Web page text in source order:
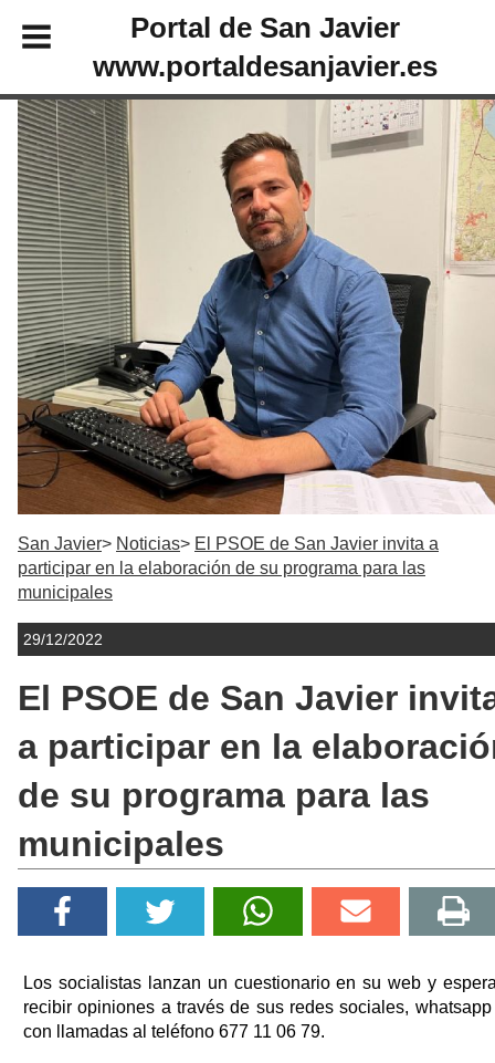
Portal de San Javier
www.portaldesanjavier.es
San Javier Noticias
El PSOE de San Javier invita a
participar en la elaboración de su programa para las
municipales
29/12/2022
El PSOE de San Javier
a participar en la
de su programa para las
municipales
Los socialistas lanzan un cuestionario en su web y
recibir opiniones a través de sus redes sociales,
con llamadas al teléfono 677 11 06 79.